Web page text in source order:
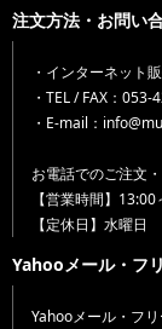
注文方法・お問い
・インターネット
・TEL / FAX：053-
・E-mail：
お電話でのご注文
【営業時間】
【定休日】水曜日
Yahooメール・フ
Yahooメール・フ